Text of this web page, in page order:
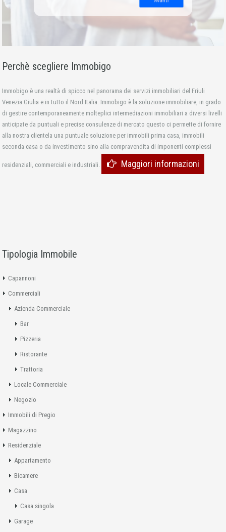
Perchè scegliere Immobigo
Immobigo è una realtà di spicco nel panorama dei servizi immobiliari del Friuli
Venezia Giulia e in tutto il Nord Italia. Immobigo è la soluzione immobiliare, in grado
di gestire contemporaneamente molteplici intermediazioni immobiliari a diversi livelli
anticipate da puntuali e precise consulenze di mercato questo ci permette di fornire
alla nostra clientela una puntuale soluzione per immobili prima casa, immobili
seconda casa o da investimento sino alla compravendita di imponenti complessi
residenziali, commerciali e industriali. Maggiori informazioni
Tipologia Immobile
Capannoni
Commerciali
Azienda Commerciale
Bar
Pizzeria
Ristorante
Trattoria
Locale Commerciale
Negozio
Immobili di Pregio
Magazzino
Residenziale
Appartamento
Bicamere
Casa
Casa singola
Garage